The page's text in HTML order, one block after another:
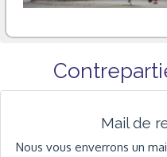
Mail de
Nous vous enverrons un